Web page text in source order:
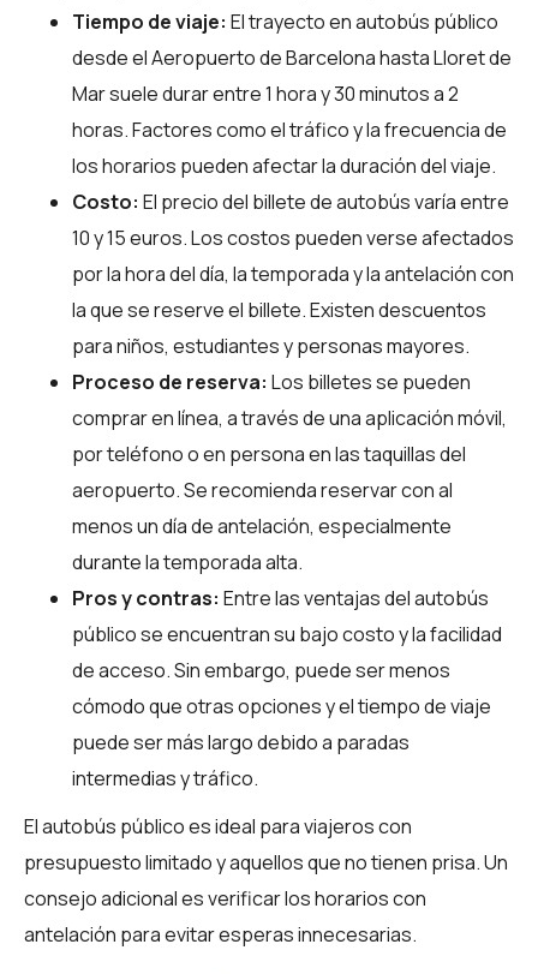
Tiempo de viaje: El trayecto en autobús público
desde el Aeropuerto de Barcelona hasta Lloret de
Mar suele durar entre 1 hora y 30 minutos a 2
horas. Factores como el tráfico y la frecuencia de
los horarios pueden afectar la duración del viaje.
Costo: El precio del billete de autobús varía entre
10 y 15 euros. Los costos pueden verse afectados
por la hora del día, la temporada y la antelación con
la que se reserve el billete. Existen descuentos
para niños, estudiantes y personas mayores.
Proceso de reserva: Los billetes se pueden
comprar en línea, a través de una aplicación móvil,
por teléfono o en persona en las taquillas del
aeropuerto. Se recomienda reservar con al
menos un día de antelación, especialmente
durante la temporada alta.
Pros y contras: Entre las ventajas del autobús
público se encuentran su bajo costo y la facilidad
de acceso. Sin embargo, puede ser menos
cómodo que otras opciones y el tiempo de viaje
puede ser más largo debido a paradas
intermedias y tráfico.
El autobús público es ideal para viajeros con
presupuesto limitado y aquellos que no tienen prisa. Un
consejo adicional es verificar los horarios con
antelación para evitar esperas innecesarias.